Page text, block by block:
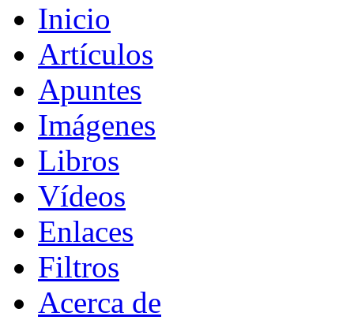
Inicio
Artículos
Apuntes
Imágenes
Libros
Vídeos
Enlaces
Filtros
Acerca de